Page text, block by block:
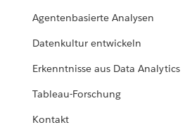
Agentenbasierte Analysen
Datenkultur entwickeln
Erkenntnisse aus Data Analytics
Tableau-Forschung
Kontakt